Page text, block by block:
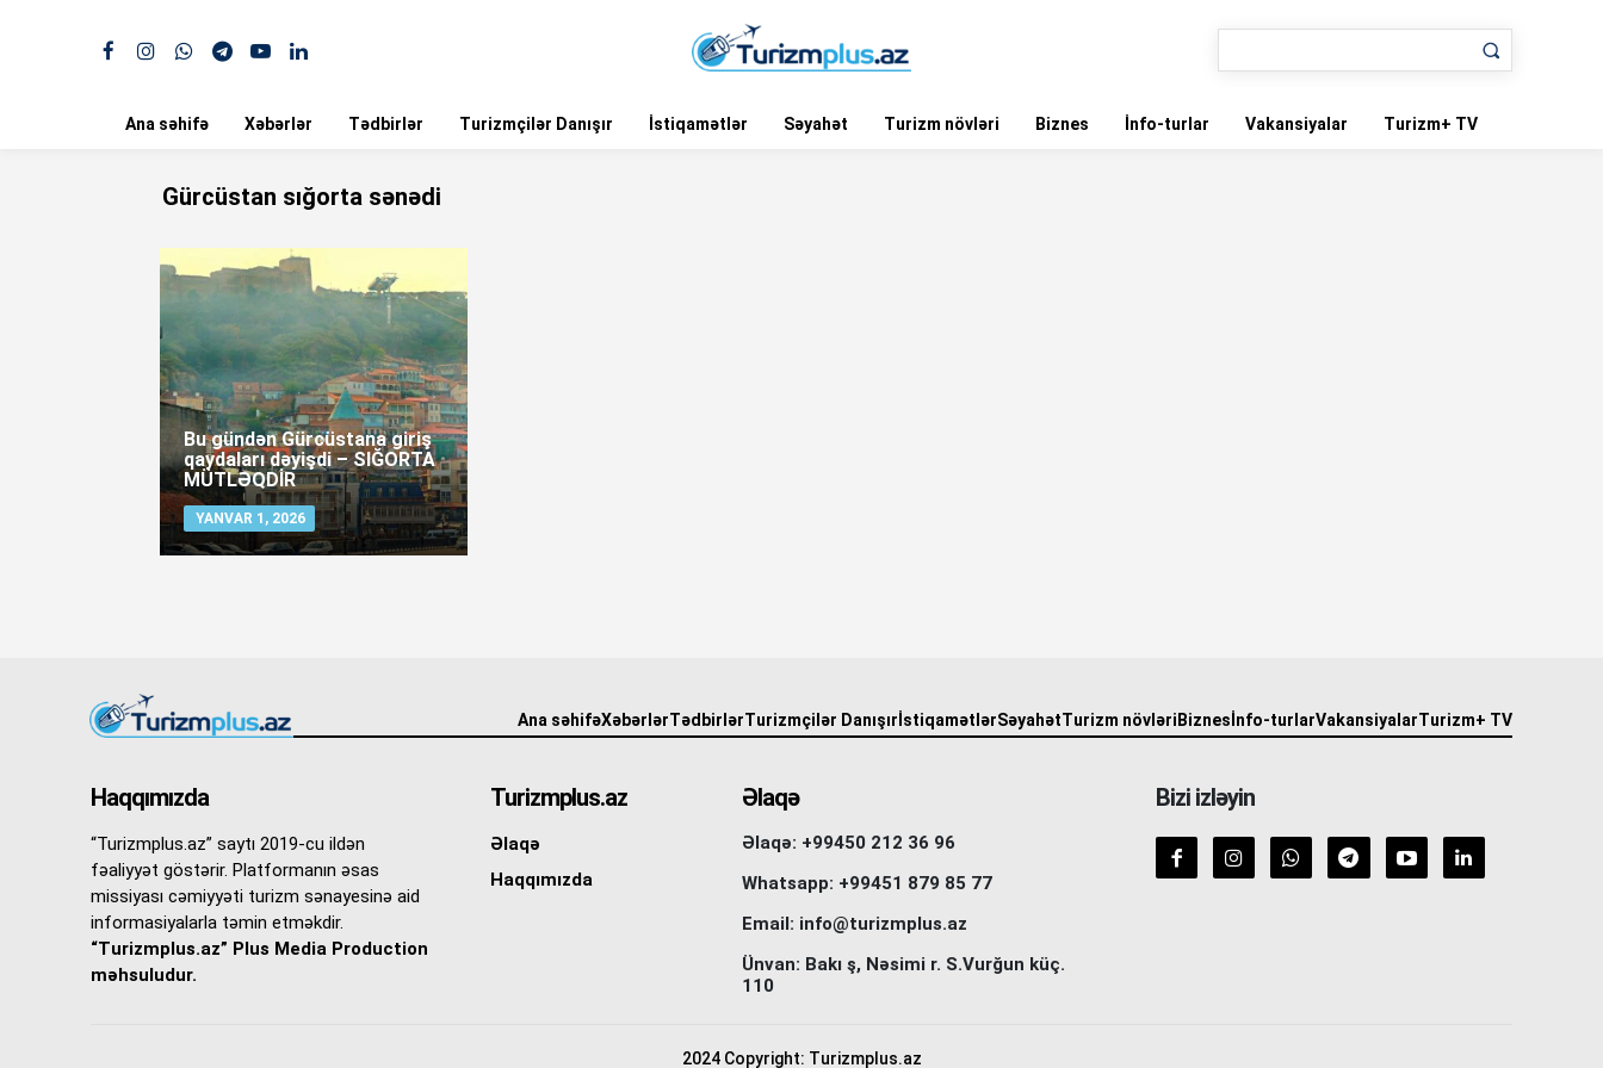
Ana səhifə Xəbərlər Tədbirlər Turizmçilər Danışır İstiqamətlər Səyahət Turizm növləri Biznes İnfo-turlar Vakansiyalar Turizm+ TV
Gürcüstan sığorta sənədi
Bu gündən Gürcüstana giriş
qaydaları dəyişdi – SIĞORTA
MÜTLƏQDİR
YANVAR 1, 2026
Ana səhifəXəbərlərTədbirlərTurizmçilər Danışır İstiqamətlərSəyahətTurizm növləri Biznes İnfo-turlarVakansiyalarTurizm+ TV
Haqqımızda
“Turizmplus.az” saytı 2019-cu ildən
fəaliyyət göstərir. Platformanın əsas
missiyası cəmiyyəti turizm sənayesinə aid
informasiyalarla təmin etməkdir.
“Turizmplus.az” Plus Media Production
məhsuludur.
Turizmplus.az
Əlaqə
Haqqımızda
Əlaqə
Əlaqə: +99450 212 36 96
Whatsapp: +99451 879 85 77
Email: info@turizmplus.az
Ünvan: Bakı ş, Nəsimi r. S.Vurğun küç.
110
Bizi izləyin
2024 Copyright: Turizmplus.az